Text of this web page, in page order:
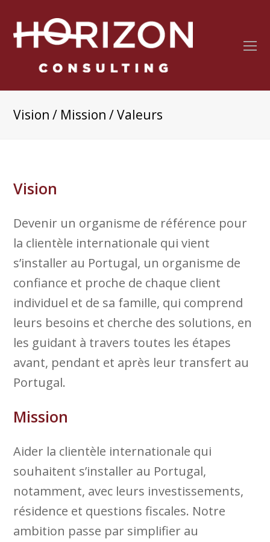
Vision / Mission / Valeurs
Vision
Devenir un organisme de référence pour
la clientèle internationale qui vient
s’installer au Portugal, un organisme de
confiance et proche de chaque client
individuel et de sa famille, qui comprend
leurs besoins et cherche des solutions, en
les guidant à travers toutes les étapes
avant, pendant et après leur transfert au
Portugal.
Mission
Aider la clientèle internationale qui
souhaitent s’installer au Portugal,
notamment, avec leurs investissements,
résidence et questions fiscales. Notre
ambition passe par simplifier au